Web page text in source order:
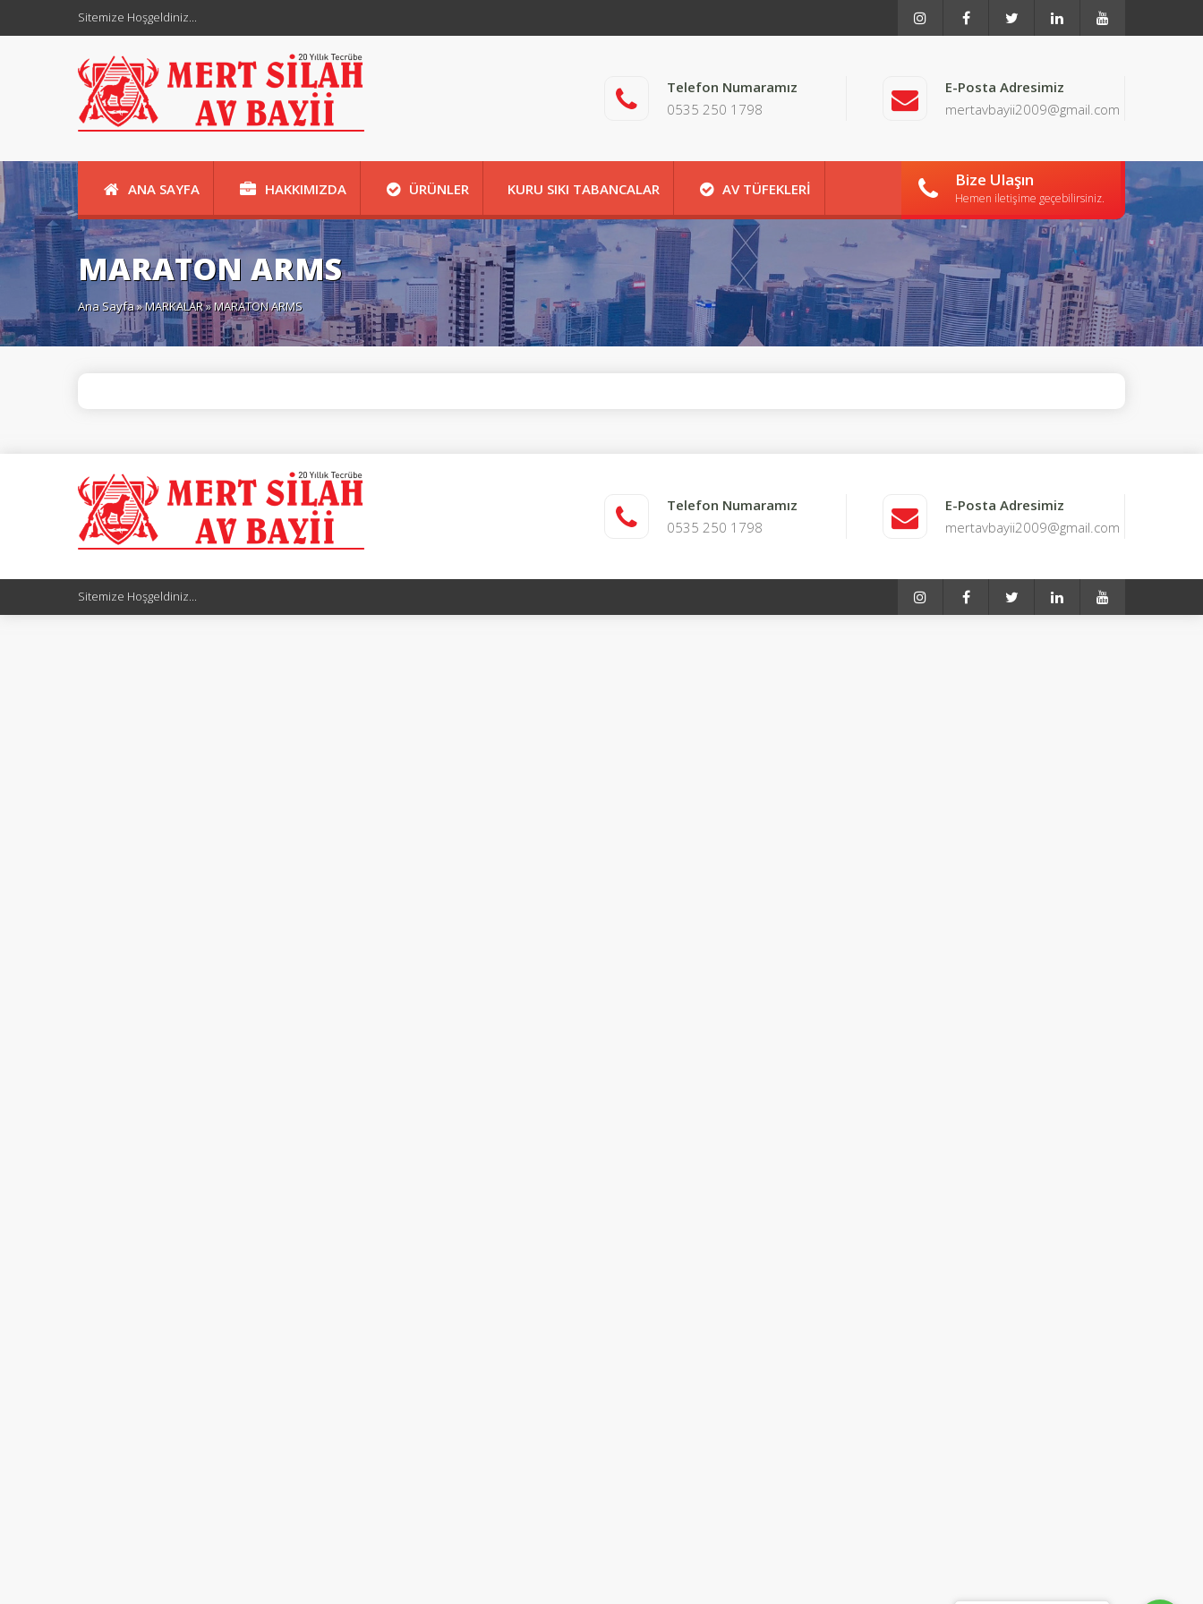
Sitemize Hoşgeldiniz...
E-Posta Adresimiz
mertavbayii2009@gmail.com
Telefon Numaramız
0535 250 1798
ANA SAYFA HAKKIMIZDA ÜRÜNLER KURU SIKI TABANCALAR AV TÜFEKLERİ
KURUSIKI TABANCALAR İLETİŞİM HAKKIMIZDA İLETİŞİM HAKKIMIZDA İLETİŞİM
HAKKIMIZDA İLETİŞİM HAKKIMIZDA İLETİŞİM HAKKIMIZDA İLETİŞİM MAĞAZAMIZ
Bize Ulaşın
Hemen iletişime geçebilirsiniz.
MARATON ARMS
Ana Sayfa»MARKALAR» MARATON ARMS
E-Posta Adresimiz
mertavbayii2009@gmail.com
Telefon Numaramız
0535 250 1798
Sitemize Hoşgeldiniz...